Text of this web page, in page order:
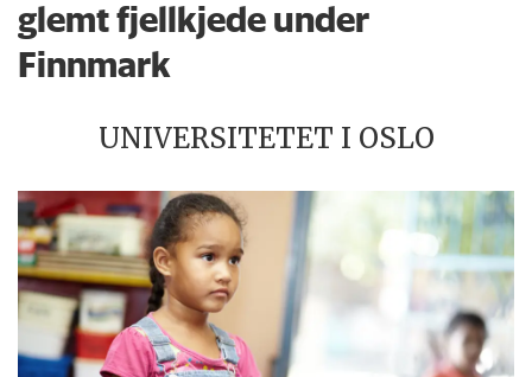
glemt fjellkjede under
Finnmark
UNIVERSITETET I OSLO